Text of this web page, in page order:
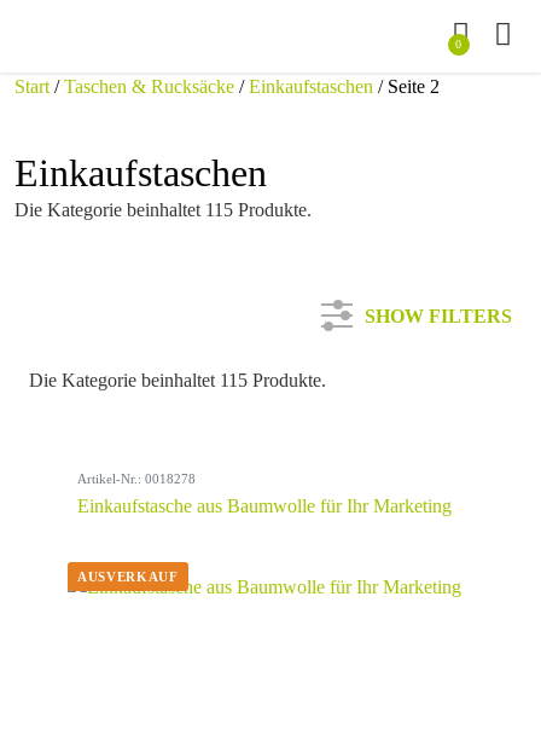
0
Start /Taschen & Rucksäcke /Einkaufstaschen / Seite 2
Einkaufstaschen
Die Kategorie beinhaltet 115 Produkte.
SHOW FILTERS
Farbe
Werbeanbringung
Die Kategorie beinhaltet 115 Produkte.
Artikel-Nr.: 0018278
Einkaufstasche aus Baumwolle für Ihr Marketing